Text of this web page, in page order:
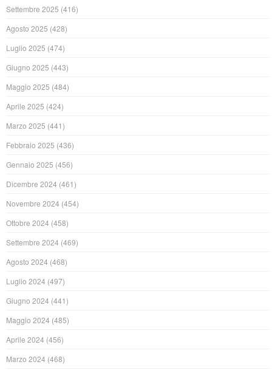
Settembre 2025 (416)
Agosto 2025 (428)
Luglio 2025 (474)
Giugno 2025 (443)
Maggio 2025 (484)
Aprile 2025 (424)
Marzo 2025 (441)
Febbraio 2025 (436)
Gennaio 2025 (456)
Dicembre 2024 (461)
Novembre 2024 (454)
Ottobre 2024 (458)
Settembre 2024 (469)
Agosto 2024 (468)
Luglio 2024 (497)
Giugno 2024 (441)
Maggio 2024 (485)
Aprile 2024 (456)
Marzo 2024 (468)